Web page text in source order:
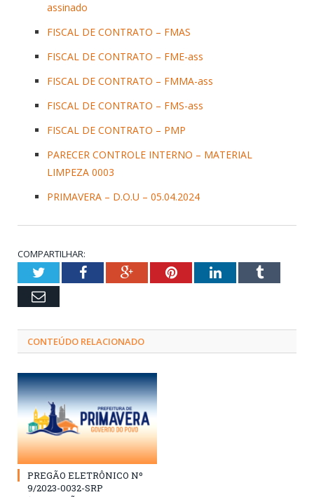
assinado
FISCAL DE CONTRATO – FMAS
FISCAL DE CONTRATO – FME-ass
FISCAL DE CONTRATO – FMMA-ass
FISCAL DE CONTRATO – FMS-ass
FISCAL DE CONTRATO – PMP
PARECER CONTROLE INTERNO – MATERIAL
LIMPEZA 0003
PRIMAVERA – D.O.U – 05.04.2024
COMPARTILHAR:
TwitterFacebookGoogle+PinterestLinkedInTumblr
Email
CONTEÚDO RELACIONADO
PREGÃO ELETRÔNICO Nº
9/2023-0032-SRP